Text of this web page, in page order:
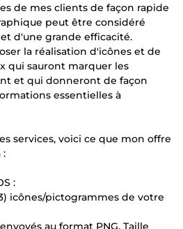
de mes clients de façon rapide
peut être considéré
d'une grande efficacité.
la réalisation d'icônes et de
qui sauront marquer les
et qui donneront de façon
essentielles à
services, voici ce que mon offre
:
:
icônes/pictogrammes de votre
au format PNG. Taille